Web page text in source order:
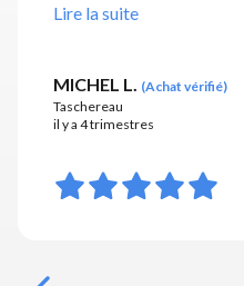
Lire la suite
MICHEL L. (Achat vérifié)
Taschereau
il y a 4 trimestres